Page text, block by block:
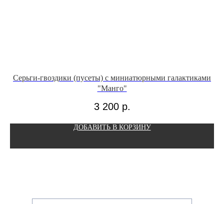
Серьги-гвоздики (пусеты) с миниатюрными галактиками
"Манго"
3 200 р.
ДОБАВИТЬ В КОРЗИНУ